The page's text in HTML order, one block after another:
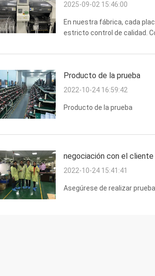
2025-09-02 15:46:00
En nuestra fábrica, cada
estricto control de calidad.
Producto de la prueba
2022-10-24 16:59:42
Producto de la prueba
negociación con el cliente
2022-10-24 15:41:41
Asegúrese de realizar